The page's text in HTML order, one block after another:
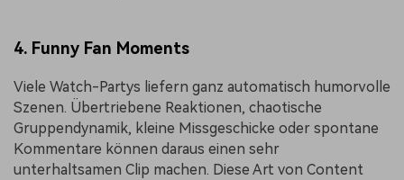
4. Funny Fan Moments
Viele Watch-Partys liefern ganz automatisch humorvolle
Szenen. Übertriebene Reaktionen, chaotische
Gruppendynamik, kleine Missgeschicke oder spontane
Kommentare können daraus einen sehr
unterhaltsamen Clip machen. Diese Art von Content